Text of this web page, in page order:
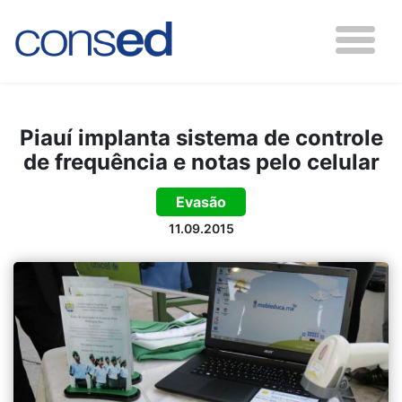
Piauí implanta sistema de controle
de frequência e notas pelo celular
Evasão
11.09.2015